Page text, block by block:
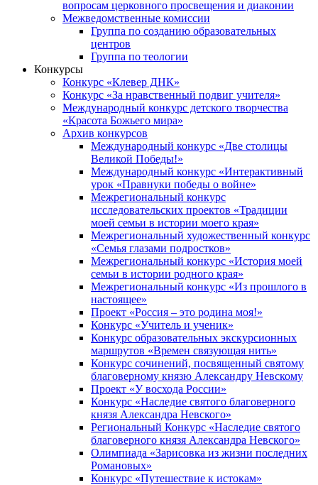
вопросам церковного просвещения и диаконии
Межведомственные комиссии
Группа по созданию образовательных
центров
Группа по теологии
Конкурсы
Конкурс «Клевер ДНК»
Конкурс «За нравственный подвиг учителя»
Международный конкурс детского творчества
«Красота Божьего мира»
Архив конкурсов
Международный конкурс «Две столицы
Великой Победы!»
Международный конкурс «Интерактивный
урок «Правнуки победы о войне»
Межрегиональный конкурс
исследовательских проектов «Традиции
моей семьи в истории моего края»
Межрегиональный художественный конкурс
«Семья глазами подростков»
Межрегиональный конкурс «История моей
семьи в истории родного края»
Межрегиональный конкурс «Из прошлого в
настоящее»
Проект «Россия – это родина моя!»
Конкурс «Учитель и ученик»
Конкурс образовательных экскурсионных
маршрутов «Времен связующая нить»
Конкурс сочинений, посвященный святому
благоверному князю Александру Невскому
Проект «У восхода России»
Конкурс «Наследие святого благоверного
князя Александра Невского»
Региональный Конкурс «Наследие святого
благоверного князя Александра Невского»
Олимпиада «Зарисовка из жизни последних
Романовых»
Конкурс «Путешествие к истокам»